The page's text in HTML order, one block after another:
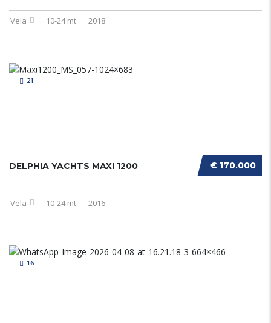
Vela 10-24 mt 2018
21
€ 170.000
DELPHIA YACHTS MAXI 1200
Vela 10-24 mt 2016
16